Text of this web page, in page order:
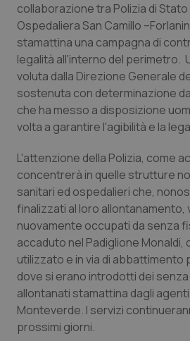
Campania
Emilia-Romagna
Friuli Venezia Giulia
Lazio
Liguria
Lombardia
Marche
Molise
Piemonte
Car-T
Colesterolo &
Dermatite Atopica
Diabete & glucometri
Disturbi dell’umore
Dolore
Donna & Salute
Epatiti
HIV
collaborazione tra Polizia di
Ospedaliera San Camillo
stamattina una campagna di
legalità all'interno del perimetro.
voluta dalla Direzione Generale
sostenuta con determinazione
che ha messo a disposizione
volta a garantire l'agibilità e la
L'attenzione della Polizia, come
concentrerà in quelle strutture
sanitari ed ospedalieri che,
finalizzati al loro allontanamento,
nuovamente occupati da senza
accaduto nel Padiglione Monaldi,
utilizzato e in via di abbattimento
dove si erano introdotti dei
allontanati stamattina dagli
Monteverde. I servizi
prossimi giorni.